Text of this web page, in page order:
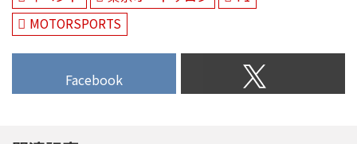
MOTORSPORTS
Facebook